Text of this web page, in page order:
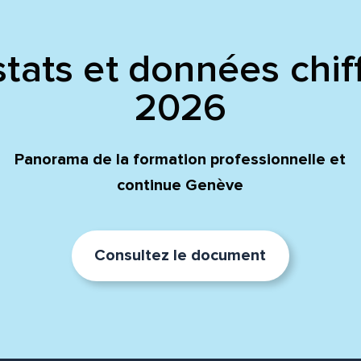
et données
2026
Panorama de la formation professionnelle et
continue Genève
Consultez le document